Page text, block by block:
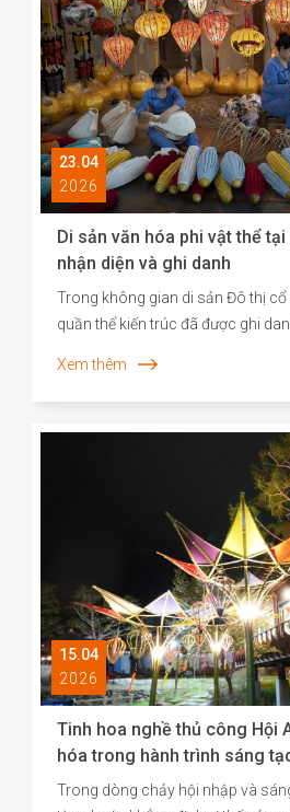
vững.
23.04
2026
Di sản văn hóa phi vật thể
nhận diện và ghi danh
Trong không gian di sản Đô thị cổ
quần thể kiến trúc đã được ghi
và năng lực sáng tạo của cộng
phương. Những năm gần đây,
diện và xây dựng hồ sơ khoa học
hóa phi vật thể đã được triển khai
góp phần định hình cơ sở dữ liệu
lược bảo tồn và phát huy giá trị di
Xem thêm
15.04
2026
Tinh hoa nghề thủ công Hội
hóa trong hành trình sáng
Trong dòng chảy hội nhập và